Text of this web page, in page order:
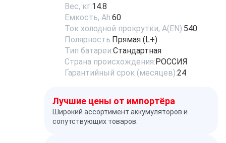
Вес, кг:14.8
Емкость, Ah:60
Ток холодной прокрутки, A(EN):540
Полярность:Прямая (L+)
Тип батареи:Стандартная
Страна происхождения:РОССИЯ
Гарантийный срок (месяцев):24
Лучшие цены от импортёра
Широкий ассортимент аккумуляторов и
сопутствующих товаров.